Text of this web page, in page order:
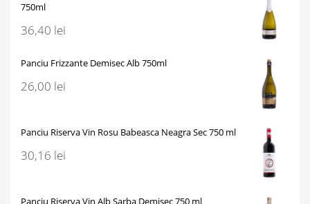
750ml
36,40 lei
Panciu Frizzante Demisec Alb 750ml
26,00 lei
Panciu Riserva Vin Rosu Babeasca Neagra Sec 750 ml
30,16 lei
Panciu Riserva Vin Alb Sarba Demisec 750 ml